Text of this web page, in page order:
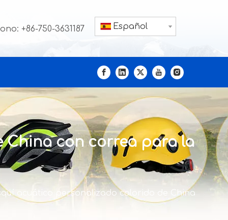
+86-750-3631187 Español
China con correa para la
acuático personalizado colorido de China